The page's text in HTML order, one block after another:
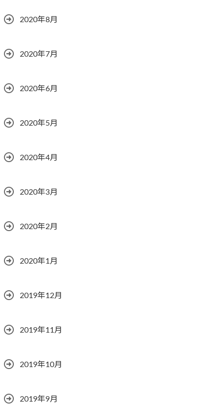
2020年8月
2020年7月
2020年6月
2020年5月
2020年4月
2020年3月
2020年2月
2020年1月
2019年12月
2019年11月
2019年10月
2019年9月